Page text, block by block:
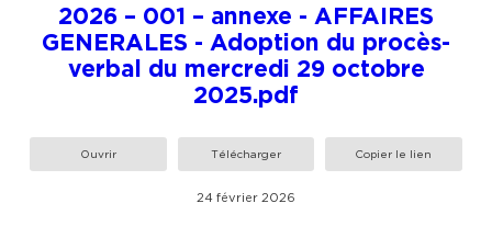
2026 – 001 – annexe - AFFAIRES
GENERALES - Adoption du procès-
verbal du mercredi 29 octobre
2025.pdf
Ouvrir Télécharger Copier le lien
24 février 2026